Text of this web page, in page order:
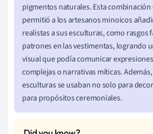
pigmentos naturales. Esta combinación
permitió a los artesanos minoicos
realistas a sus esculturas, como rasgos
patrones en las vestimentas, logrando
visual que podía comunicar
complejas o narrativas míticas.
esculturas se usaban no solo para
para propósitos ceremoniales.